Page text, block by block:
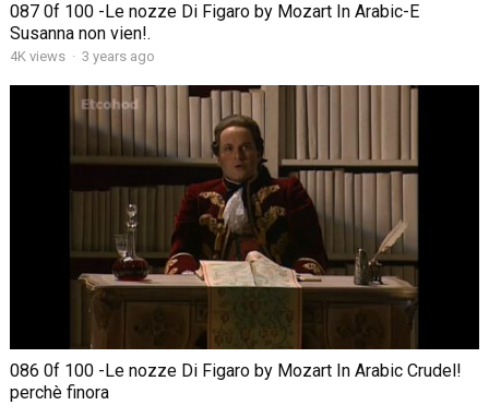
087 0f 100 -Le nozze Di Figaro by Mozart In Arabic-E
Susanna non vien!.
4K views · 3 years ago
086 0f 100 -Le nozze Di Figaro by Mozart In Arabic Crudel!
perchè finora